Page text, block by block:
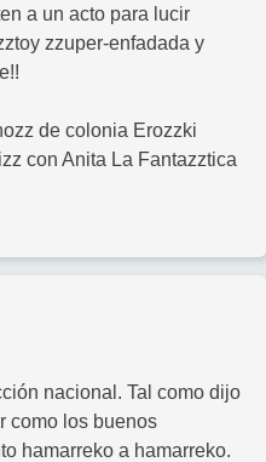
a un acto para lucir
zzuper-enfadada y
de colonia Erozzki
con Anita La Fantazztica
nacional. Tal como dijo
como los buenos
hamarreko a hamarreko.